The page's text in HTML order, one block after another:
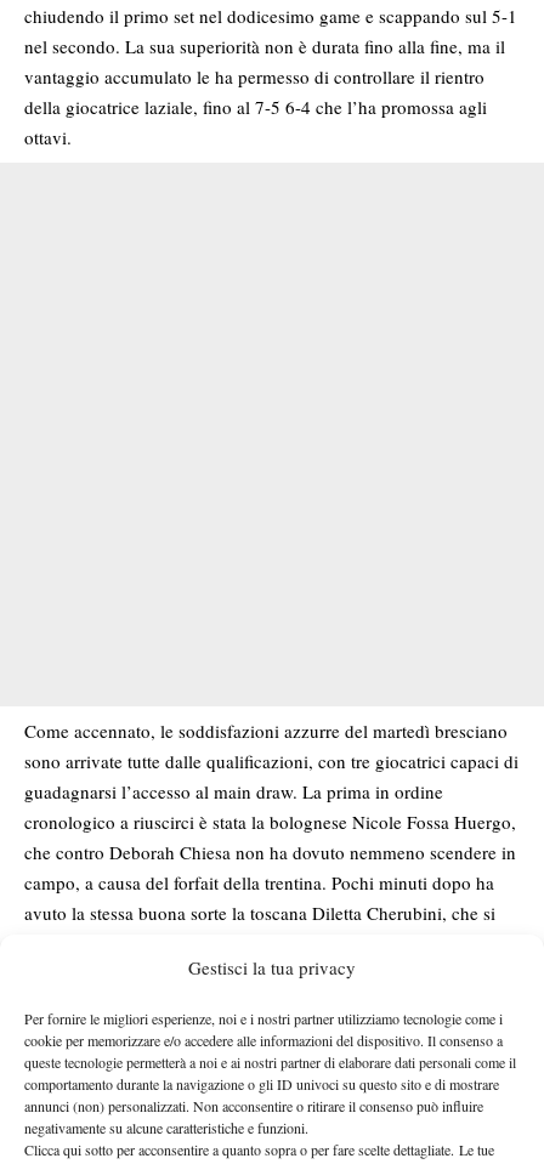
Gestisci la tua privacy
Per fornire le migliori esperienze, noi e i nostri partner utilizziamo tecnologie come i
cookie per memorizzare e/o accedere alle informazioni del dispositivo. Il consenso a
queste tecnologie permetterà a noi e ai nostri partner di elaborare dati personali come il
comportamento durante la navigazione o gli ID univoci su questo sito e di mostrare
annunci (non) personalizzati. Non acconsentire o ritirare il consenso può influire
negativamente su alcune caratteristiche e funzioni.
Clicca qui sotto per acconsentire a quanto sopra o per fare scelte dettagliate. Le tue
chiudendo il primo set nel dodicesimo game e scappando sul 5-1
nel secondo. La sua superiorità non è durata fino alla fine, ma il
vantaggio accumulato le ha permesso di controllare il rientro
della giocatrice laziale, fino al 7-5 6-4 che l’ha promossa agli
ottavi.
Come accennato, le soddisfazioni azzurre del martedì bresciano
sono arrivate tutte dalle qualificazioni, con tre giocatrici capaci di
guadagnarsi l’accesso al main draw. La prima in ordine
cronologico a riuscirci è stata la bolognese Nicole Fossa Huergo,
che contro Deborah Chiesa non ha dovuto nemmeno scendere in
campo, a causa del forfait della trentina. Pochi minuti dopo ha
avuto la stessa buona sorte la toscana Diletta Cherubini, che si
greca ha alzato bandiera bianca per problemi alla schiena.
battuto una testa di serie al lunedì ha fatto il bis all’indomani,
guadagnandosi la qualificazione ai danni della kazaka Zhibek
Kulambayeva, superata per 6-3 6-2. Nel tabellone principale la
giocatrice veneta sfiderà la n.4 Nastasja Schunk. Un’altra
qualificata, invece, sia per Fossa Huergo sia per Cherubini: la